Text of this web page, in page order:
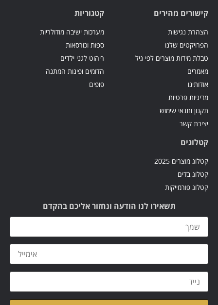
קישורים מהירים
הצהרת נגישות
הפרויקטים שלנו
טבלת מידות מוצרים לפי גיל
מאמרים
אודותינו
מדיניות פרטיות
תקנון ותנאי שימוש
יצירת קשר
קטגוריות
מערכות ישיבה מודולריות
ספות וכורסאות
ריהוט לגני ילדים
הדומים ופינות המתנה
פופים
קטלוגים
קטלוג מוצרים 2025
קטלוג בדים
קטלוג פורמייקות
תשאירו לנו הודעה ונחזור אליכם בהקדם